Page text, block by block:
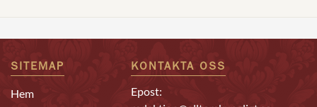
SITEMAP
Hem
KONTAKTA OSS
Epost: